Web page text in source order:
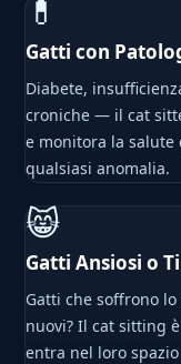
💊
Gatti con
Diabete,
croniche — il cat
e monitora la
qualsiasi anomalia.
😸
Gatti Ansiosi o
Gatti che soffrono
nuovi? Il cat sitting
entra nel loro